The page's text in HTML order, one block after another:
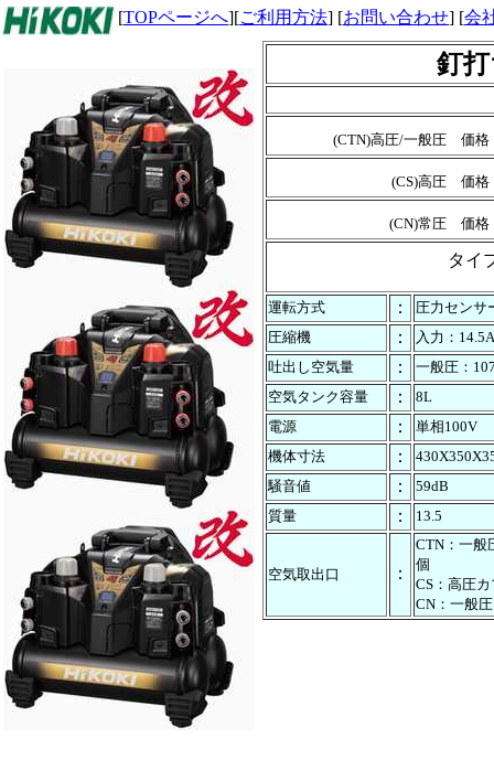
釘
(CTN)高圧/一般圧 価
(CS)高圧 価
(CN)常圧 価
タイ
運転方式 ：
圧力センサ
圧縮機
：
入力：
吐出し空気量
：
一般圧：
空気タンク容量
：
8L
電源
：
単相100V
機体寸法
：
騒音値
：
59dB
質量
： 13.5
空気取出口 ：
CTN：一
個
CS：高圧
CN：一般
[TOPページへ][ご利用方法] [お問い合わせ] [会